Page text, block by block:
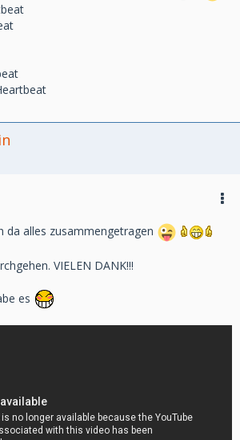
da alles zusammengetragen
VIELEN DANK!!!
es